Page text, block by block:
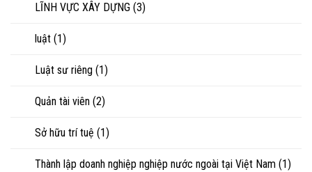
LĨNH VỰC XÂY DỰNG (3)
luật (1)
Luật sư riêng (1)
Quản tài viên (2)
Sở hữu trí tuệ (1)
Thành lập doanh nghiệp nghiệp nước ngoài tại Việt Nam (1)